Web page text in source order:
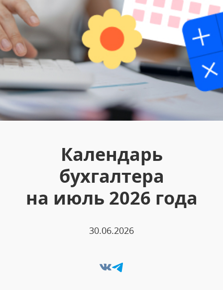
Календарь
бухгалтера
на июль 2026 года
30.06.2026